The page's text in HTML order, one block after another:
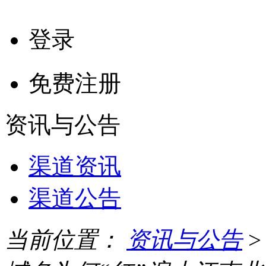
登录
免费注册
资讯与公告
渠道资讯
渠道公告
当前位置：
资讯与公告